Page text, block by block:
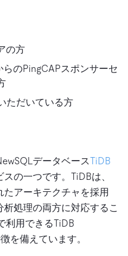
の方
らのPingCAPスポンサーセ
ただいている方
データベースTiDB
の一つです。TiDBは、
アーキテクチャを採用
処理の両方に対応するこ
利用できるTiDB
を備えています。